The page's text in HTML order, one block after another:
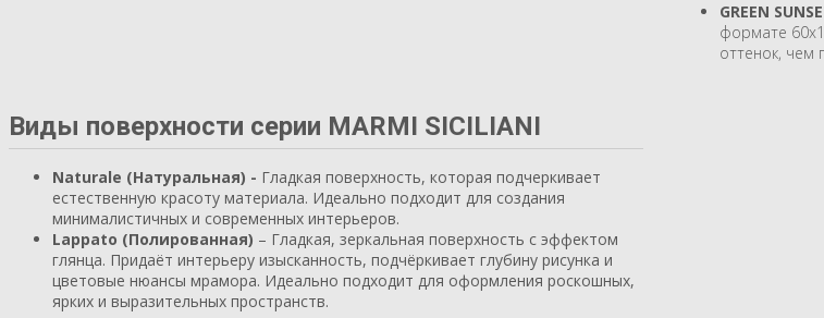
GREEN
формате
оттенок, чем
Виды поверхности серии MARMI SICILIANI
Naturale (Натуральная) - Гладкая поверхность, которая подчеркивает
естественную красоту материала. Идеально подходит для создания
минималистичных и современных интерьеров.
Lappato (Полированная) – Гладкая, зеркальная поверхность с эффектом
глянца. Придаёт интерьеру изысканность, подчёркивает глубину рисунка и
цветовые нюансы мрамора. Идеально подходит для оформления роскошных,
ярких и выразительных пространств.